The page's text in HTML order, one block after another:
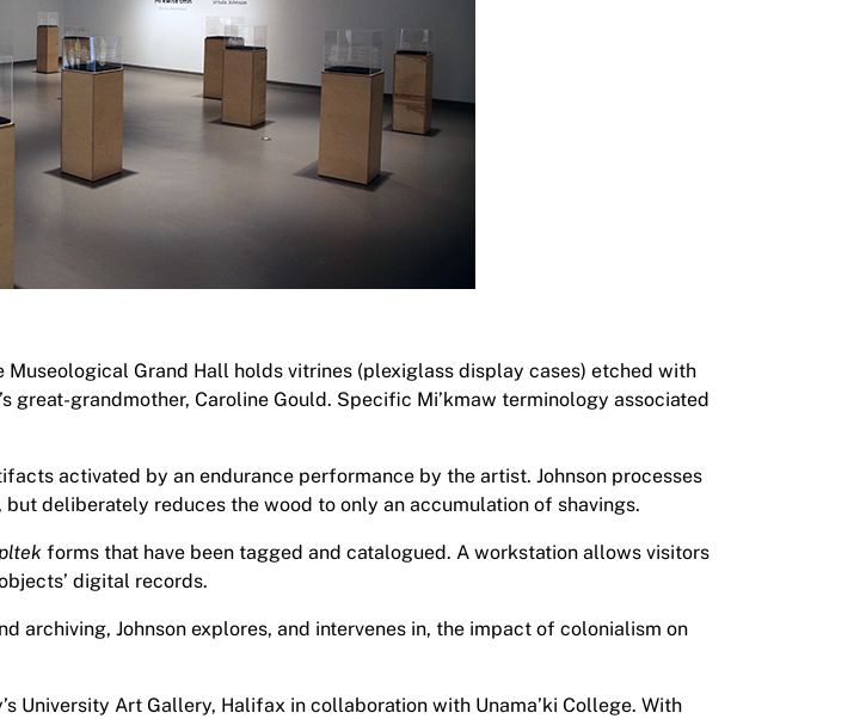
Grand Hall holds vitrines (plexiglass display cases) etched with
great-grandmother, Caroline Gould. Specific Mi’kmaw terminology associated
activated by an endurance performance by the artist. Johnson processes
deliberately reduces the wood to only an accumulation of shavings.
forms that have been tagged and catalogued. A workstation allows visitors
digital records.
Johnson explores, and intervenes in, the impact of colonialism on
University Art Gallery, Halifax in collaboration with Unama’ki College. With